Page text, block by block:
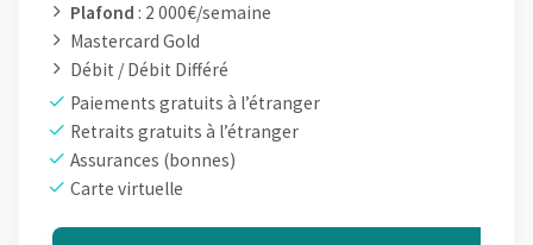
Plafond : 2 000€/semaine
Mastercard Gold
Débit / Débit Différé
Paiements gratuits à l’étranger
Retraits gratuits à l’étranger
Assurances (bonnes)
Carte virtuelle